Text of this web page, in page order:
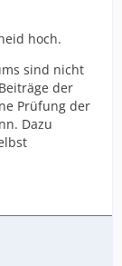
hoch.
sind nicht
der
Prüfung der
Dazu